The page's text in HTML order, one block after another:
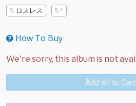
ロスレス
How To Buy
Add all to Cart